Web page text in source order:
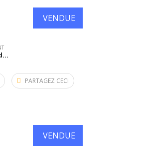
VENDUE
63 Route de Bazas, Langon, France
PARTAGEZ CECI
VENDUE